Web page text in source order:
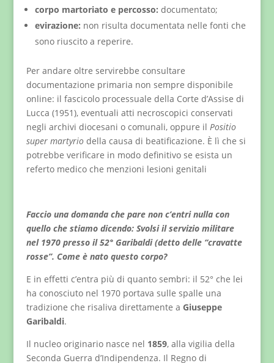
corpo martoriato e percosso: documentato;
evirazione: non risulta documentata nelle fonti che
sono riuscito a reperire.
Per andare oltre servirebbe consultare
documentazione primaria non sempre disponibile
online: il fascicolo processuale della Corte d’Assise di
Lucca (1951), eventuali atti necroscopici conservati
negli archivi diocesani o comunali, oppure il Positio
super martyriodella causa di beatificazione. È lì che si
potrebbe verificare in modo definitivo se esista un
referto medico che menzioni lesioni genitali
Faccio una domanda che pare non c’entri nulla con
quello che stiamo dicendo: Svolsi il servizio militare
nel 1970 presso il 52° Garibaldi (detto delle “cravatte
rosse”. Come è nato questo corpo?
E in effetti c’entra più di quanto sembri: il 52° che lei
ha conosciuto nel 1970 portava sulle spalle una
tradizione che risaliva direttamente a Giuseppe
Garibaldi.
Il nucleo originario nasce nel 1859, alla vigilia della
Seconda Guerra d’Indipendenza. Il Regno di